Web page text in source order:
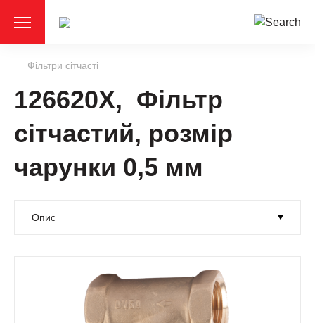
Фільтри сітчасті
126620X, Фільтр
сітчастий, розмір
чарунки 0,5 мм